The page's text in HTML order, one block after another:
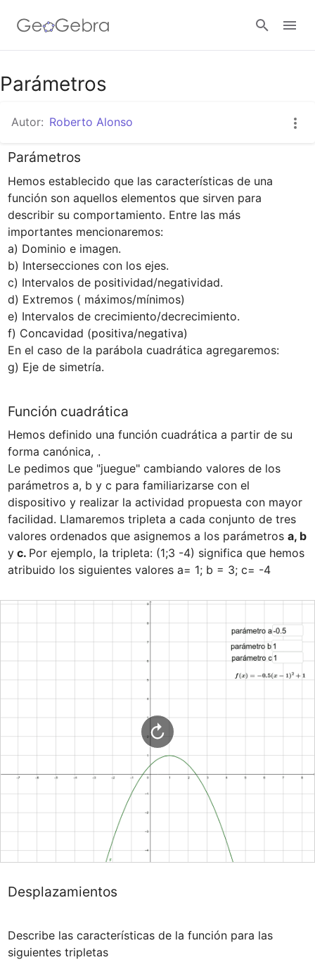
Google Classroom
GeoGebra Classroom
Abrir sesión
Parámetros
Autor: Roberto Alonso
Parámetros
Hemos establecido que las características de una
función son aquellos elementos que sirven para
describir su comportamiento. Entre las más
importantes mencionaremos:
a) Dominio e imagen.
b) Intersecciones con los ejes.
c) Intervalos de positividad/negatividad.
d) Extremos ( máximos/mínimos)
e) Intervalos de crecimiento/decrecimiento.
f) Concavidad (positiva/negativa)
En el caso de la parábola cuadrática agregaremos:
g) Eje de simetría.
Función cuadrática
Hemos definido una función cuadrática a partir de su
forma canónica, .
Le pedimos que "juegue" cambiando valores de los
parámetros a, b y c para familiarizarse con el
dispositivo y realizar la actividad propuesta con mayor
facilidad. Llamaremos tripleta a cada conjunto de tres
valores ordenados que asignemos a los parámetros
a, b
y c. Por ejemplo, la tripleta: (1;3 -4) significa que hemos
atribuido los siguientes valores a= 1; b = 3; c= -4
Desplazamientos
Describe las características de la función para las
siguientes tripletas